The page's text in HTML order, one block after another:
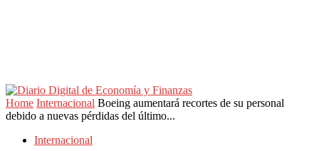
Home Internacional Boeing aumentará recortes de su personal
debido a nuevas pérdidas del último...
Internacional